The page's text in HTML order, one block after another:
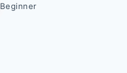
Beginner